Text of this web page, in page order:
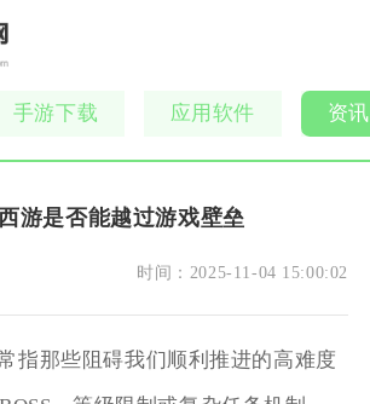
手游下载 应用软件 资
游是否能越过游戏壁垒
时间： 2025-11-04 15:00:02
指那些阻碍我们顺利推进的高难度